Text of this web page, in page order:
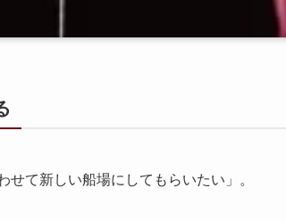
て新しい船場にしてもらいたい」。